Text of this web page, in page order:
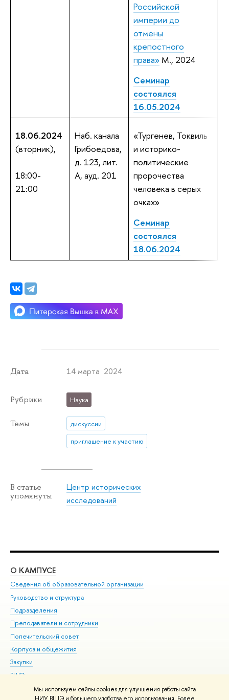
Мы используем файлы cookies для улучшения работы сайта
Российской
империи до
отмены
крепостного
права»М., 2024
Семинар
состоялся
16.05.2024
18.06.2024
(вторник),
18:00-
21:00
Наб. канала
Грибоедова,
д. 123, лит.
А, ауд. 201
«Тургенев, Токвиль
и историко-
политические
пророчества
человека в серых
очках»
Семинар
состоялся
18.06.2024
Дата 14 марта 2024
Рубрики Наука
Темы
дискуссии
приглашение к участию
В статье
упомянуты
Центр исторических
исследований
О КАМПУСЕ
Сведения об образовательной организации
Руководство и структура
Подразделения
Преподаватели и сотрудники
Попечительский совет
Корпуса и общежития
Закупки
ВШЭ для студентов с ограниченными возможностями
здоровья и инвалидностью
Версия для слабовидящих